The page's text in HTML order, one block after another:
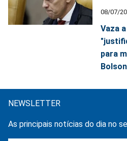
08/07/
Vaza
para
NEWSLETTER
As principais notícias do dia no